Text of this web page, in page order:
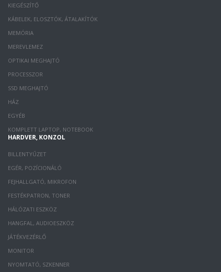
KIEGÉSZÍTŐ
KÁBELEK, ELOSZTÓK, ÁTALAKÍTÓK
MEMÓRIA
MEREVLEMEZ
OPTIKAI MEGHAJTÓ
PROCESSZOR
SSD MEGHAJTÓ
HÁZ
EGYÉB
KOMPLETT LAPTOP, NOTEBOOK
HARDVER, KONZOL
BILLENTYŰZET
EGÉR, POZÍCIONÁLÓ
FEJHALLGATÓ, MIKROFON
FESTÉKPATRON, TONER
HÁLÓZATI ESZKÖZ
HANGFAL, AUDIOESZKÖZ
JÁTÉKVEZÉRLŐ
MONITOR
NYOMTATÓ, SZKENNER